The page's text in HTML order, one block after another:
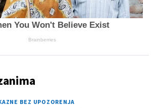
You Won't Believe Exist
Brainberries
BEZ UPOZORENJA